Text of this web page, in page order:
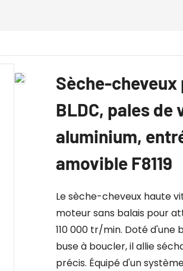
Sèche-
BLDC, pales de
aluminium,
amovible F8119
Le sèche-cheveux haute
moteur sans balais pour
110 000 tr/min. Doté
buse à boucler, il allie
précis. Équipé d'un